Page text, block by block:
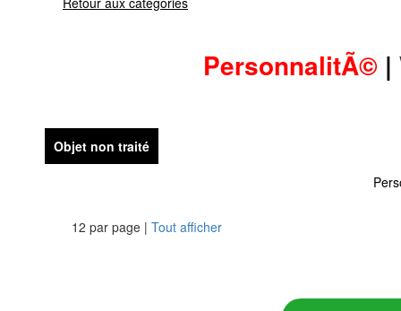
PersonnalitÃ© |
Objet non traité
12 par page | Tout afficher